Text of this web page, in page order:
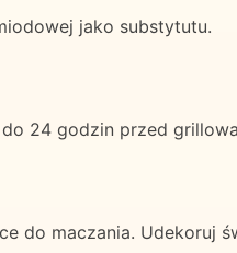
jako substytutu.
24 godzin przed
do maczania. Udekoruj